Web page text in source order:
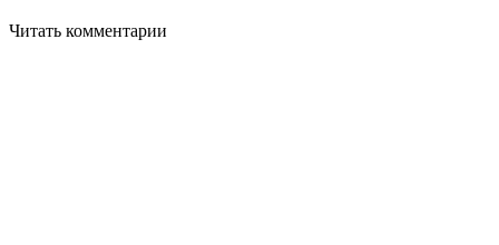
Читать комментарии